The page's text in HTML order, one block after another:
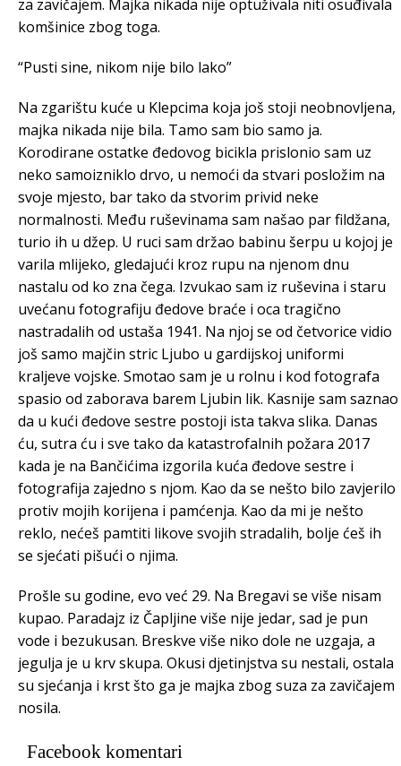
za zavičajem. Majka nikada nije optuživala niti osuđivala
komšinice zbog toga.
“Pusti sine, nikom nije bilo lako”
Na zgarištu kuće u Klepcima koja još stoji neobnovljena,
majka nikada nije bila. Tamo sam bio samo ja.
Korodirane ostatke đedovog bicikla prislonio sam uz
neko samoizniklo drvo, u nemoći da stvari posložim na
svoje mjesto, bar tako da stvorim privid neke
normalnosti. Među ruševinama sam našao par fildžana,
turio ih u džep. U ruci sam držao babinu šerpu u kojoj je
varila mlijeko, gledajući kroz rupu na njenom dnu
nastalu od ko zna čega. Izvukao sam iz ruševina i staru
uvećanu fotografiju đedove braće i oca tragično
nastradalih od ustaša 1941. Na njoj se od četvorice vidio
još samo majčin stric Ljubo u gardijskoj uniformi
kraljeve vojske. Smotao sam je u rolnu i kod fotografa
spasio od zaborava barem Ljubin lik. Kasnije sam saznao
da u kući đedove sestre postoji ista takva slika. Danas
ću, sutra ću i sve tako da katastrofalnih požara 2017
kada je na Bančićima izgorila kuća đedove sestre i
fotografija zajedno s njom. Kao da se nešto bilo zavjerilo
protiv mojih korijena i pamćenja. Kao da mi je nešto
reklo, nećeš pamtiti likove svojih stradalih, bolje ćeš ih
se sjećati pišući o njima.
Prošle su godine, evo već 29. Na Bregavi se više nisam
kupao. Paradajz iz Čapljine više nije jedar, sad je pun
vode i bezukusan. Breskve više niko dole ne uzgaja, a
jegulja je u krv skupa. Okusi djetinjstva su nestali, ostala
su sjećanja i krst što ga je majka zbog suza za zavičajem
nosila.
Facebook komentari